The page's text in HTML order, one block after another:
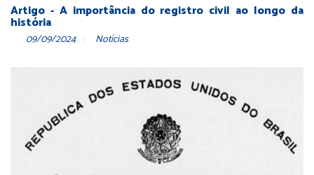
Artigo - A importância do registro civil ao longo da
história
09/09/2024 Notícias